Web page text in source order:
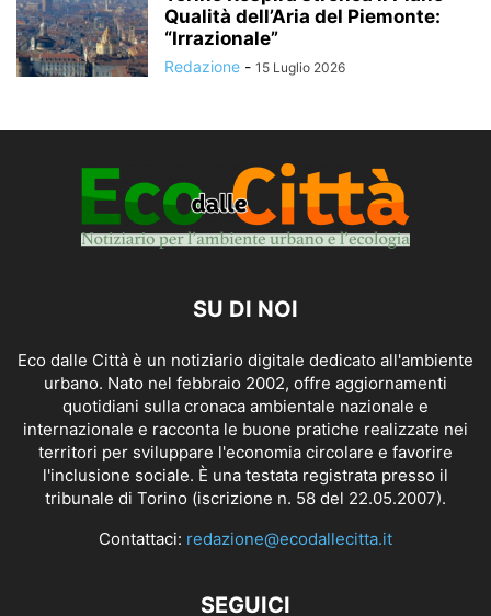
Qualità dell’Aria del Piemonte:
“Irrazionale”
Redazione - 15 Luglio 2026
SU DI NOI
Eco dalle Città è un notiziario digitale dedicato all'ambiente
urbano. Nato nel febbraio 2002, offre aggiornamenti
quotidiani sulla cronaca ambientale nazionale e
internazionale e racconta le buone pratiche realizzate nei
territori per sviluppare l'economia circolare e favorire
l'inclusione sociale. È una testata registrata presso il
tribunale di Torino (iscrizione n. 58 del 22.05.2007).
Contattaci: redazione@ecodallecitta.it
SEGUICI